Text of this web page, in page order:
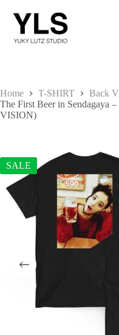
content
Home T-SHIRT
Back
The First Beer in Sendagaya
VISION)
SALE